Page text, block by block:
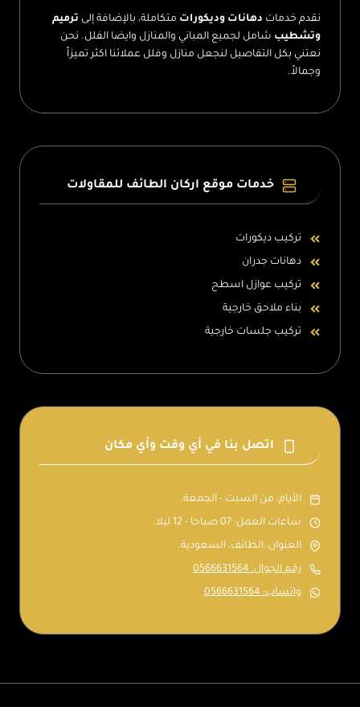
نقدم خدمات دهانات وديكورات متكاملة، بالإضافة إلى ترميم
وتشطيب شامل لجميع المباني والمنازل وايضا الفلل. نحن
نعتني بكل التفاصيل لنجعل منازل وفلل عملائنا اكثر تميزاً
وجمالاً.
خدمات موقع اركان الطائف للمقاولات
تركيب ديكورات
دهانات جدران
تركيب عوازل اسطح
بناء ملاحق خارجية
تركيب جلسات خارجية
اتصل بنا في أي وقت وأي مكان
الأيام: من السبت - الجمعة.
ساعات العمل: 07 صباحا - 12 ليلا.
العنوان: الطائف، السعودية.
رقم الجوال: 0566631564
واتساب: 0566631564